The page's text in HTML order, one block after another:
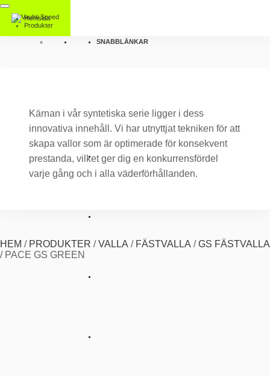
Hemsida
Produkter
SNABBLÄNKAR
Kärnan i vår syntetiska serie ligger i dess
innovativa innehåll. Vi har utnyttjat tekniken för att
skapa vallor som är optimerade för konsekvent
prestanda, vilket ger dig en konkurrensfördel
varje gång och i alla väderförhållanden.
HEM / PRODUKTER /VALLA / FÄSTVALLA /GS FÄSTVALLA
/ PACE GS GREEN